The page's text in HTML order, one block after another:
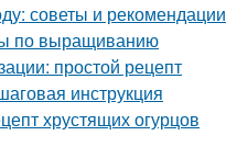
советы и рекомендации
по выращиванию
простой рецепт
инструкция
хрустящих огурцов